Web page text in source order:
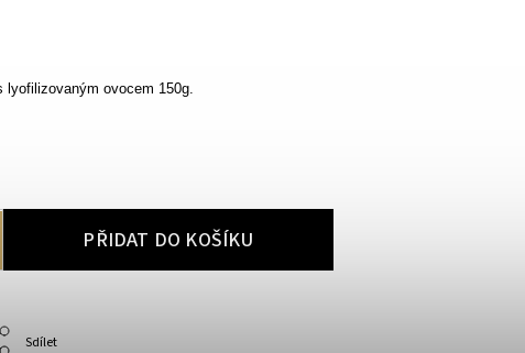
ovocem 150g.
PŘIDAT DO KOŠÍKU
Sdílet